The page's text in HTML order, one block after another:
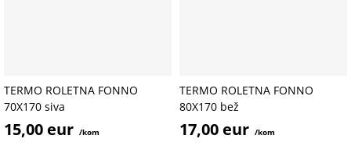
TERMO ROLETNA FONNO
70X170 siva
15,00 eur /kom
TERMO ROLETNA FONNO
80X170 bež
17,00 eur /kom